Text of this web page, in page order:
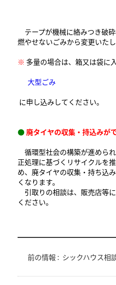
テープが機械に絡みつき破
燃やせないごみから変更いたし
※ 多量の場合は、箱又は袋に
大型ごみ
に申し込みしてください。
●廃タイヤの収集・持込みが
循環型社会の構築が進めら
正処理に基づくリサイクルを
め、廃タイヤの収集・持ち込
くなります。
引取りの相談は、販売店等
ください。
前の情報 : シックハウス相